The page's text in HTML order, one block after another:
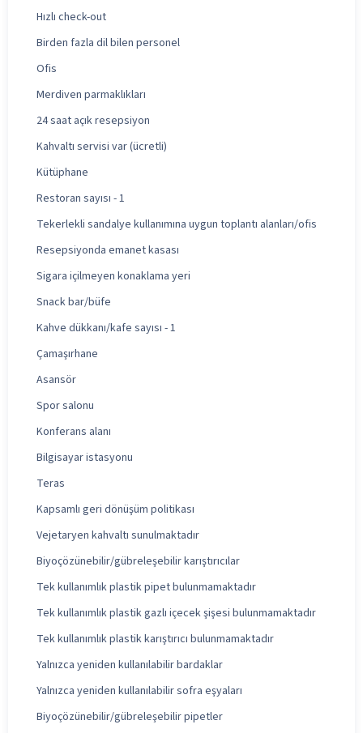
Hızlı check-out
Birden fazla dil bilen personel
Ofis
Merdiven parmaklıkları
24 saat açık resepsiyon
Kahvaltı servisi var (ücretli)
Kütüphane
Restoran sayısı - 1
Tekerlekli sandalye kullanımına uygun toplantı alanları/ofis
Resepsiyonda emanet kasası
Sigara içilmeyen konaklama yeri
Snack bar/büfe
Kahve dükkanı/kafe sayısı - 1
Çamaşırhane
Asansör
Spor salonu
Konferans alanı
Bilgisayar istasyonu
Teras
Kapsamlı geri dönüşüm politikası
Vejetaryen kahvaltı sunulmaktadır
Biyoçözünebilir/gübreleşebilir karıştırıcılar
Tek kullanımlık plastik pipet bulunmamaktadır
Tek kullanımlık plastik gazlı içecek şişesi bulunmamaktadır
Tek kullanımlık plastik karıştırıcı bulunmamaktadır
Yalnızca yeniden kullanılabilir bardaklar
Yalnızca yeniden kullanılabilir sofra eşyaları
Biyoçözünebilir/gübreleşebilir pipetler